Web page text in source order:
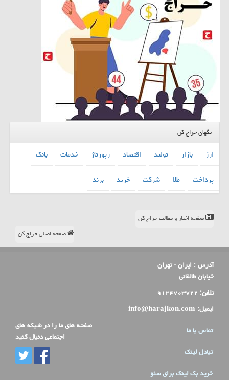
تگهای حراج کن
ارز بازار تولید اقتصاد رپورتاژ خدمات
بانك
پرداخت
طلا شركت خرید برند
صفحه اخبار و مطالب حراج کن
صفحه اصلی حراج کن
آدرس : ایران - تهران
خیابان طالقانی
تلفن: ۹۱۲۴۷۰۳۷۲۲
ایمیل: info@harajkon.com
تماس با ما
تبادل لینک
خرید بک لینک برای سئو
صفحه های ما را در شبکه های
اجتماعی دنبال کنید